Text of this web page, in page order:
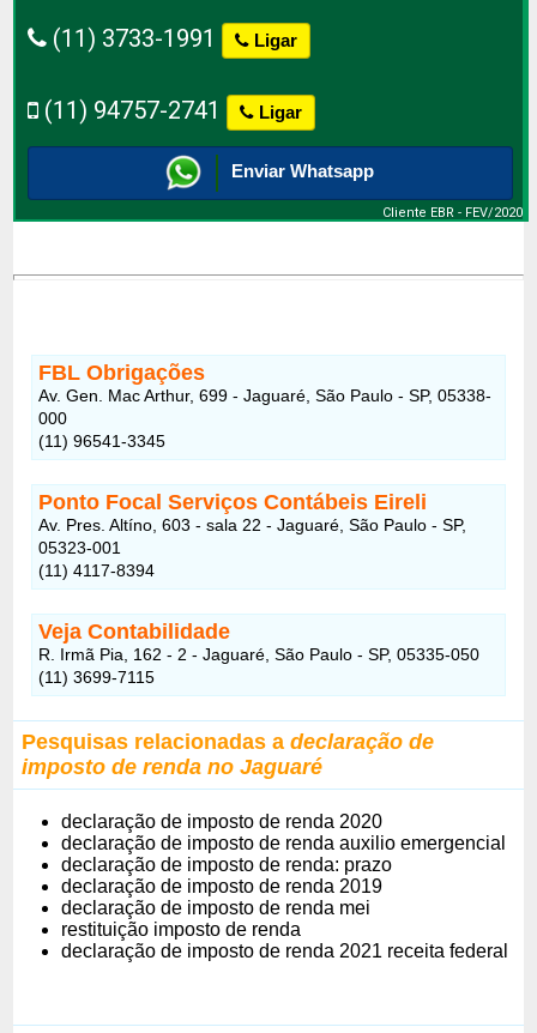
(11) 3733-1991 Ligar
(11) 94757-2741 Ligar
Enviar Whatsapp
Cliente EBR - FEV/2020
FBL Obrigações
Av. Gen. Mac Arthur, 699 - Jaguaré, São Paulo - SP, 05338-
000
(11) 96541-3345
Ponto Focal Serviços Contábeis Eireli
Av. Pres. Altíno, 603 - sala 22 - Jaguaré, São Paulo - SP,
05323-001
(11) 4117-8394
Veja Contabilidade
R. Irmã Pia, 162 - 2 - Jaguaré, São Paulo - SP, 05335-050
(11) 3699-7115
Pesquisas relacionadas adeclaração de
imposto de renda no Jaguaré
declaração de imposto de renda 2020
declaração de imposto de renda auxilio emergencial
declaração de imposto de renda: prazo
declaração de imposto de renda 2019
declaração de imposto de renda mei
restituição imposto de renda
declaração de imposto de renda 2021 receita federal